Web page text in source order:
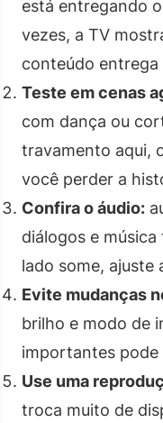
está entregando
vezes, a TV
conteúdo entrega
Teste em cenas
com dança ou
travamento aqui,
você perder a
Confira o áudio:
diálogos e
lado some, ajuste
Evite mudanças
brilho e modo de
importantes
Use uma
troca muito de